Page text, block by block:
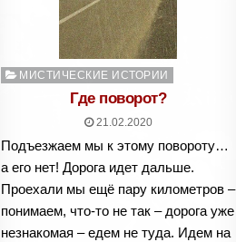
Опубликовано
МИСТИЧЕСКИЕ ИСТОРИИ
Где поворот?
21.02.2020
Подъезжаем мы к этому повороту…
а его нет! Дорога идет дальше.
Проехали мы ещё пару километров –
понимаем, что-то не так – дорога уже
незнакомая – едем не туда. Идем на